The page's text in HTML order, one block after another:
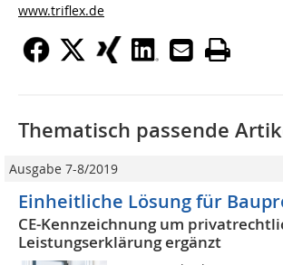
www.triflex.de
Thematisch passende
Ausgabe 7-8/2019
Einheitliche Lösung für
CE-Kennzeichnung um
Leistungserklärung ergänzt